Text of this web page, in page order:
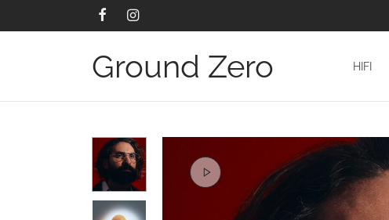
Ground Zero HIFI